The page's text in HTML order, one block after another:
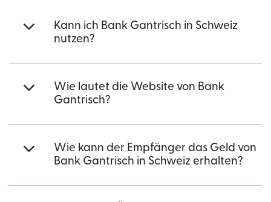
Kann ich Bank Gantrisch in Schweiz
nutzen?
Wie lautet die Website von Bank
Gantrisch?
Wie kann der Empfänger das Geld von
Bank Gantrisch in Schweiz erhalten?